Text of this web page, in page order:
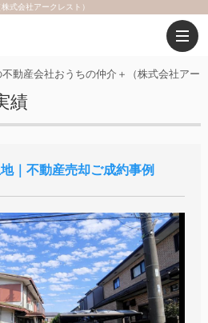
式会社アークレスト）
動産会社おうちの仲介＋（株式会社アー
績
｜不動産売却ご成約事例